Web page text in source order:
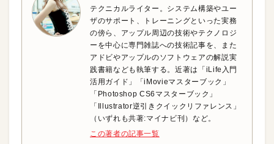
テクニカルライター。システム構築やユー
ザのサポート、トレーニングといった実務
の傍ら、アップル周辺の技術やテクノロジ
ーを中心に専門雑誌への技術記事を、また
アドビやアップルのソフトウェアの解説実
践書籍なども執筆する。近著は「iLife入門
活用ガイド」「iMovieマスターブック」
「Photoshop CS6マスターブック」
「Illustrator逆引きクイックリファレンス」
（いずれも共著:マイナビ刊）など。
この著者の記事一覧